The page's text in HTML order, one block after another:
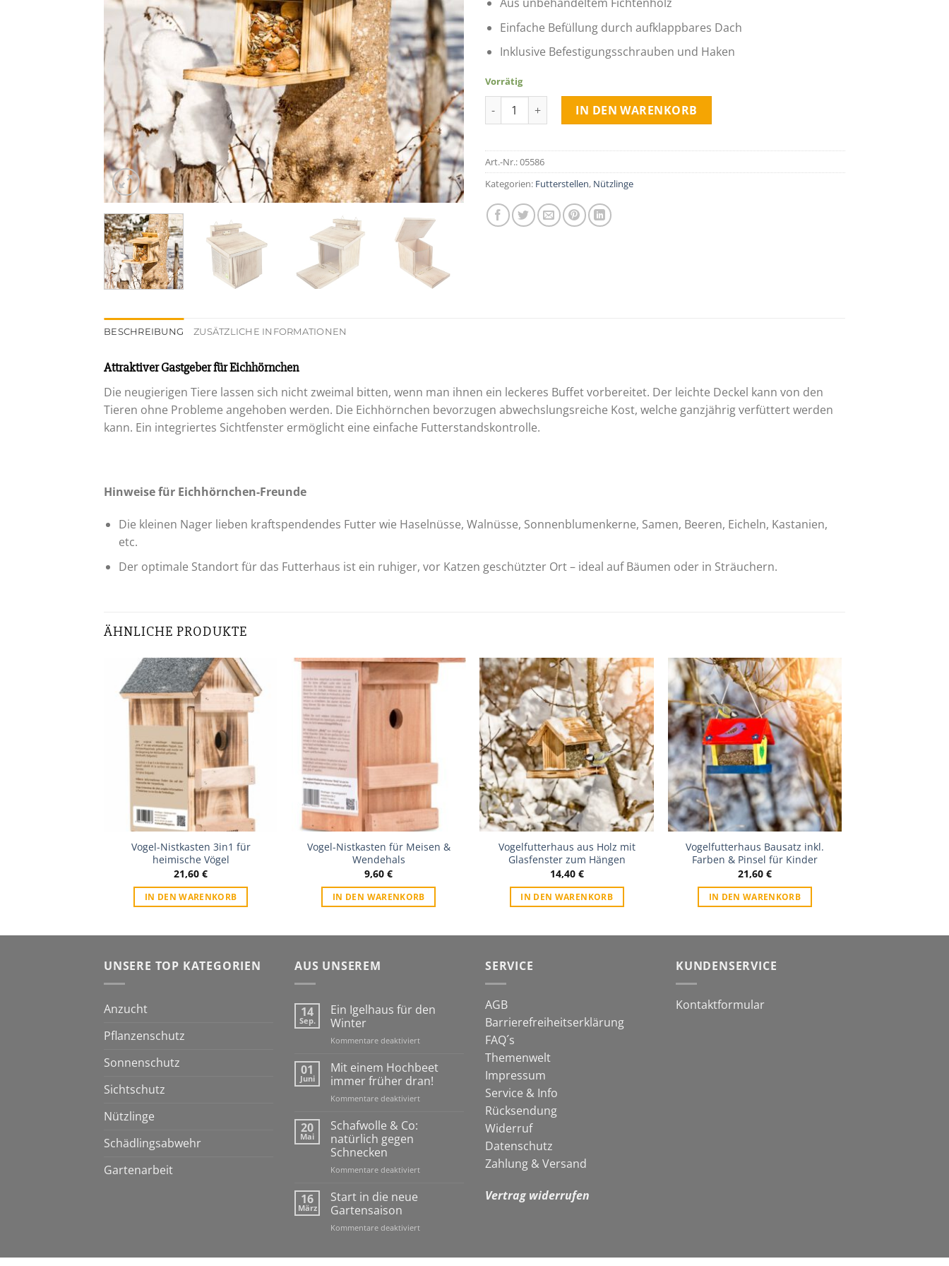
Einfache Befüllung durch aufklappbares Dach
Inklusive Befestigungsschrauben und Haken
Vorrätig
Eichhörnchen Futterstation aus Holz Menge
IN DEN WARENKORB
Art.-Nr.:05586
Kategorien: Futterstellen, Nützlinge
BESCHREIBUNG ZUSÄTZLICHE INFORMATIONEN
Attraktiver Gastgeber für Eichhörnchen
Die neugierigen Tiere lassen sich nicht zweimal bitten, wenn man ihnen ein leckeres Buffet vorbereitet. Der leichte Deckel kann von den
Tieren ohne Probleme angehoben werden. Die Eichhörnchen bevorzugen abwechslungsreiche Kost, welche ganzjährig verfüttert werden
kann. Ein integriertes Sichtfenster ermöglicht eine einfache Futterstandskontrolle.
Hinweise für Eichhörnchen-Freunde
Die kleinen Nager lieben kraftspendendes Futter wie Haselnüsse, Walnüsse, Sonnenblumenkerne, Samen, Beeren, Eicheln, Kastanien,
etc.
Der optimale Standort für das Futterhaus ist ein ruhiger, vor Katzen geschützter Ort – ideal auf Bäumen oder in Sträuchern.
ÄHNLICHE PRODUKTE
Zur
Vogel-Nistkasten 3in1 für
heimische Vögel
21,60€
IN DEN WARENKORB
Vogel-Nistkasten für Meisen &
Wendehals
9,60€
IN DEN WARENKORB
Zur
Wunschliste
Vogelfutterhaus aus Holz mit
Glasfenster zum Hängen
14,40 €
IN DEN WARENKORB
Zur
Wunschliste
Vogelfutterhaus Bausatz inkl.
Farben & Pinsel für Kinder
21,60 €
IN DEN WARENKORB
UNSERE TOP KATEGORIEN
Anzucht
Pflanzenschutz
Sonnenschutz
Sichtschutz
Nützlinge
Schädlingsabwehr
Gartenarbeit
AUS UNSEREM
14
Sep.
Ein Igelhaus für den
Winter
Kommentare deaktiviertfür
Igelhaus
für
den
Winter
01
Juni
Mit einem Hochbeet
immer früher dran!
Kommentare deaktiviertfür
dran!
20
Mai
Schafwolle & Co:
natürlich gegen
Schnecken
Kommentare deaktiviertfür
gegen
16
März
Start in die neue
Gartensaison
Kommentare deaktiviertfür
SERVICE
AGB
Barrierefreiheitserklärung
FAQ´s
Themenwelt
Impressum
Service & Info
Rücksendung
Widerruf
Datenschutz
Zahlung & Versand
Vertrag widerrufen
KUNDENSERVICE
Kontaktformular